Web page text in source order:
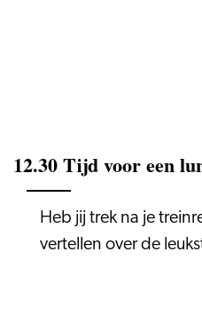
12.30 Tijd voor een
Heb jij trek na je
vertellen over de